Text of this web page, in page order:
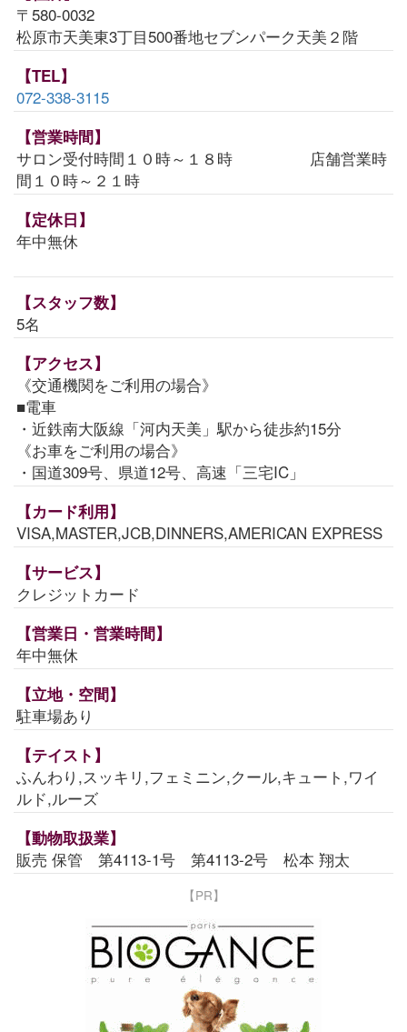
〒580-0032
松原市天美東3丁目500番地セブンパーク天美２階
【TEL】
072-338-3115
【営業時間】
サロン受付時間１０時～１８時 店舗営業時
間１０時～２１時
【定休日】
年中無休
【スタッフ数】
5名
【アクセス】
《交通機関をご利用の場合》
■電車
・近鉄南大阪線「河内天美」駅から徒歩約15分
《お車をご利用の場合》
・国道309号、県道12号、高速「三宅IC」
【カード利用】
VISA,MASTER,JCB,DINNERS,AMERICAN EXPRESS
【サービス】
クレジットカード
【営業日・営業時間】
年中無休
【立地・空間】
駐車場あり
【テイスト】
ふんわり,スッキリ,フェミニン,クール,キュート,ワイ
ルド,ルーズ
【動物取扱業】
販売 保管 第4113-1号 第4113-2号 松本 翔太
【PR】